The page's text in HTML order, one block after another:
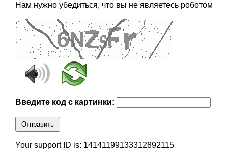
Нам нужно убедиться, что вы не являетесь роботом
Введите код с картинки:
Отправить
Your support ID is: 14141199133312892115